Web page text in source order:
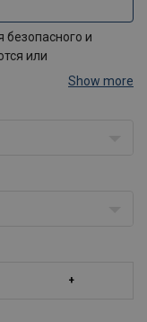
и
или
всегда в
Show more